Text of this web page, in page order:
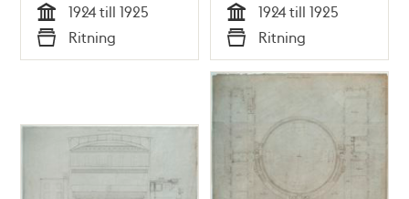
Tid
1924 till 1925
Typ
Ritning Tid
1924 till 1925
Typ
Ritning